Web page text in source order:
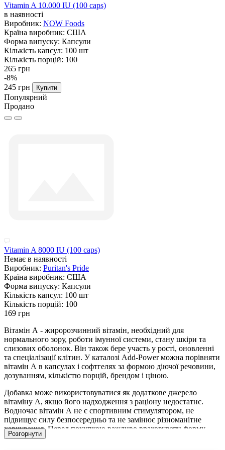
Vitamin A 10.000 IU (100 caps)
в наявності
Виробник: NOW Foods
Країна виробник: США
Форма випуску: Капсули
Кількість капсул: 100 шт
Кількість порцій: 100
265 грн
-8%
245 грн
Купити
Популярний
Продано
Vitamin A 8000 IU (100 caps)
Немає в наявності
Виробник: Puritan's Pride
Країна виробник: США
Форма випуску: Капсули
Кількість капсул: 100 шт
Кількість порцій: 100
169 грн
Вітамін А - жиророзчинний вітамін, необхідний для
нормального зору, роботи імунної системи, стану шкіри та
слизових оболонок. Він також бере участь у рості, оновленні
та спеціалізації клітин. У каталозі Add-Power можна порівняти
вітамін А в капсулах і софтгелях за формою діючої речовини,
дозуванням, кількістю порцій, брендом і ціною.
Добавка може використовуватися як додаткове джерело
вітаміну А, якщо його надходження з раціону недостатнє.
Водночас вітамін А не є спортивним стимулятором, не
підвищує силу безпосередньо та не замінює різноманітне
харчування. Перед покупкою важливо враховувати форму
вітаміну, добове дозування та його кількість в інших
Розгорнути